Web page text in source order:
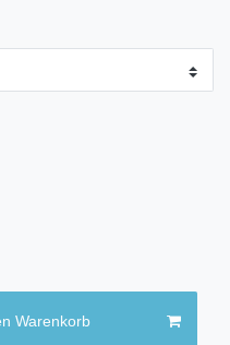
Warenkorb